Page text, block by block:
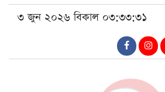
৩ জুন ২০২৬ বিকাল ০৩:৩৩:৩১